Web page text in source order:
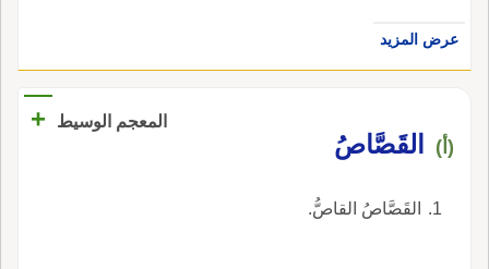
عرض المزيد
المعجم الوسيط +
(أ) القَصَّاصُ
القَصَّاصُ القاصُّ.